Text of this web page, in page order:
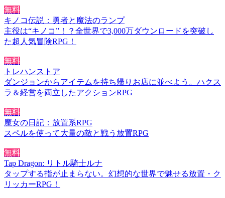
無料
キノコ伝説：勇者と魔法のランプ
主役は“キノコ”！？全世界で3,000万ダウンロードを突破し
た超人気冒険RPG！
無料
トレハンストア
ダンジョンからアイテムを持ち帰りお店に並べよう。ハクス
ラ＆経営を両立したアクションRPG
無料
魔女の日記：放置系RPG
スペルを使って大量の敵と戦う放置RPG
無料
Tap Dragon: リトル騎士ルナ
タップする指が止まらない。幻想的な世界で魅せる放置・ク
リッカーRPG！